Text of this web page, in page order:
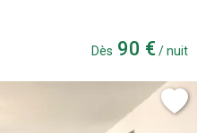
Dès 90 € / nuit